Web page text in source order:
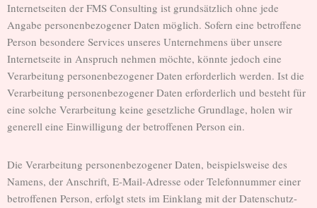
Internetseiten der FMS Consulting ist grundsätzlich ohne jede
Angabe personenbezogener Daten möglich. Sofern eine betroffene
Person besondere Services unseres Unternehmens über unsere
Internetseite in Anspruch nehmen möchte, könnte jedoch eine
Verarbeitung personenbezogener Daten erforderlich werden. Ist die
Verarbeitung personenbezogener Daten erforderlich und besteht für
eine solche Verarbeitung keine gesetzliche Grundlage, holen wir
generell eine Einwilligung der betroffenen Person ein.
Die Verarbeitung personenbezogener Daten, beispielsweise des
Namens, der Anschrift, E-Mail-Adresse oder Telefonnummer einer
betroffenen Person, erfolgt stets im Einklang mit der Datenschutz-